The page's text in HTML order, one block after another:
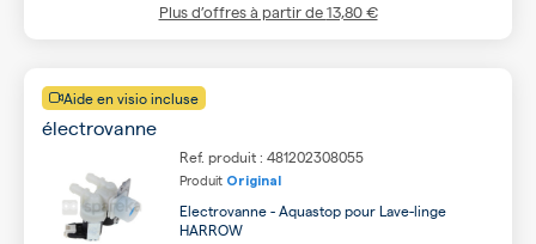
Plus d’offres à partir de13,80 €
Aide en visio incluse
électrovanne
Ref. produit : 481202308055
Produit Original
Electrovanne - Aquastop pour Lave-linge
HARROW